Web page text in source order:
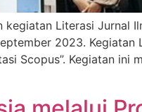
kegiatan Literasi Jurnal
2023. Kegiatan
Scopus”. Kegiatan ini